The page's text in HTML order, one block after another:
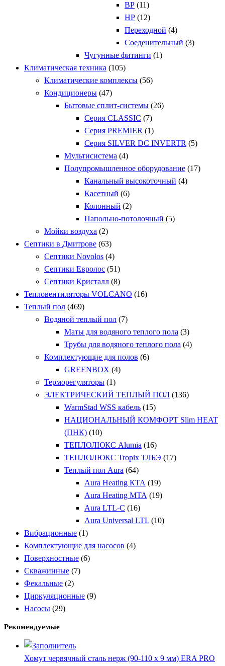
ВР (11)
НР (12)
Переходной (4)
Соеденительный (3)
Чугунные фитинги (1)
Климатическая техника (105)
Климатические комплексы (56)
Кондиционеры (47)
Бытовые сплит-системы (26)
Серия CLASSIC (7)
Серия PREMIER (1)
Серия SILVER DC INVERTR (5)
Мультисистема (4)
Полупромышленное оборудование (17)
Канальный высокоточный (4)
Касетный (6)
Колонный (2)
Папольно-потолочный (5)
Мойки воздуха (2)
Септики в Дмитрове (63)
Септики Novolos (4)
Септики Евролос (51)
Септики Кристалл (8)
Тепловентиляторы VOLCANO (16)
Теплый пол (469)
Водяной теплый пол (7)
Маты для водяного теплого пола (3)
Трубы для водяного теплого пола (4)
Комплектующие для полов (6)
GREENBOX (4)
Терморегуляторы (1)
ЭЛЕКТРИЧЕСКИЙ ТЕПЛЫЙ ПОЛ (136)
WarmStad WSS кабель (15)
НАЦИОНАЛЬНЫЙ КОМФОРТ Slim HEAT
(ПНК) (10)
ТЕПЛОЛЮКС Alumia (16)
ТЕПЛОЛЮКС Tropix ТЛБЭ (17)
Теплый пол Aura (64)
Aura Heating КТА (19)
Aura Heating МТА (19)
Aura LTL-C (16)
Aura Universal LTL (10)
Вибрационные (1)
Комплектующие для насосов (4)
Поверхностные (6)
Скважинные (7)
Фекальные (2)
Циркуляционные (9)
Насосы (29)
Рекомендуемые
Хомут червячный сталь нерж (90-110 x 9 мм) ERA PRO